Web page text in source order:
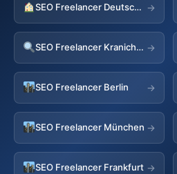
SEO Freelancer Deutschland →
SEO Freelancer Kranichfeld →
SEO Freelancer Berlin →
SEO Freelancer München →
SEO Freelancer Frankfurt →